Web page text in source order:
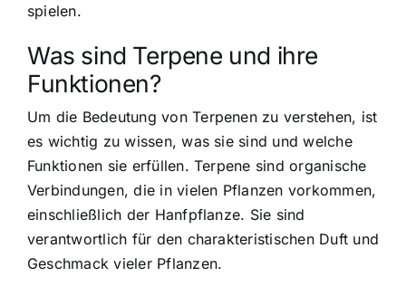
spielen.
Was sind Terpene und ihre
Funktionen?
Um die Bedeutung von Terpenen zu verstehen, ist
es wichtig zu wissen, was sie sind und welche
Funktionen sie erfüllen.Terpene sind organische
Verbindungen, die in vielen Pflanzen vorkommen,
einschließlich der Hanfpflanze. Sie sind
verantwortlich für den charakteristischen Duft und
Geschmack vieler Pflanzen.